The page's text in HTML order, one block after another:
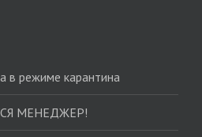
режиме карантина
МЕНЕДЖЕР!